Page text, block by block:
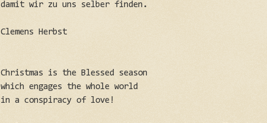
damit wir zu uns selber finden.
Clemens Herbst
Christmas is the Blessed season
which engages the whole world
in a conspiracy of love!